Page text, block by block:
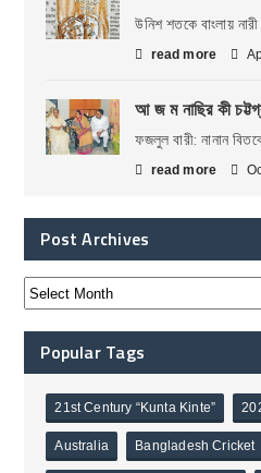
উনিশ শতকে বাংলায়
read more
আ জ ম নাছির কী
ফজলুল বারী: নানান
read more
Post Archives
Popular Tags
21st Century “Kunta Kinte”
Australia Bangladesh Cricket